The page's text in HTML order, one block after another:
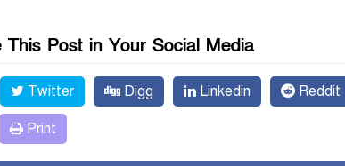
This Post in Your Social Media
Twitter Digg Linkedin Reddit
Print